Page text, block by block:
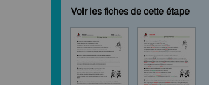
Voir les fiches de cette étape